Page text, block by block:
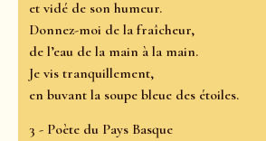
et vidé de son humeur.
Donnez-moi de la fraîcheur,
de l’eau de la main à la main.
Je vis tranquillement,
en buvant la soupe bleue des étoiles.
3 - Poète du Pays Basque